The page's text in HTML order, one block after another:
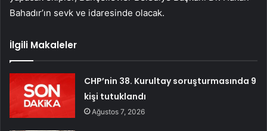
Bahadır’ın sevk ve idaresinde olacak.
İlgili Makaleler
CHP’nin 38. Kurultay soruşturmasında 9
kişi tutuklandı
Ağustos 7, 2026